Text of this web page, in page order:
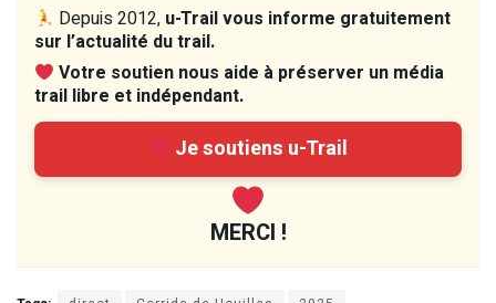
Depuis 2012, u-Trail vous informe gratuitement
sur l’actualité du trail.
Votre soutien nous aide à préserver un média
trail libre et indépendant.
Je soutiens u-Trail
MERCI !